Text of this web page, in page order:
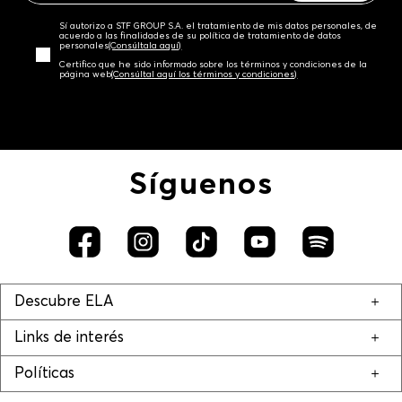
Sí autorizo a STF GROUP S.A. el tratamiento de mis datos personales, de
acuerdo a las finalidades de su política de tratamiento de datos
personales‎(Consúltala aquí)
Certifico que he sido informado sobre los términos y condiciones de la
página web‎(Consúltal aquí los términos y condiciones)
Síguenos
Descubre ELA
Links de interés
Políticas